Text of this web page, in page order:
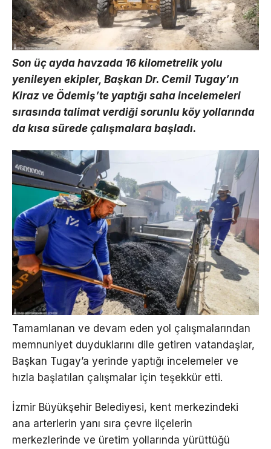
Son üç ayda havzada 16 kilometrelik yolu
yenileyen ekipler, Başkan Dr. Cemil Tugay’ın
Kiraz ve Ödemiş’te yaptığı saha incelemeleri
sırasında talimat verdiği sorunlu köy yollarında
da kısa sürede çalışmalara başladı.
Tamamlanan ve devam eden yol çalışmalarından
memnuniyet duyduklarını dile getiren vatandaşlar,
Başkan Tugay’a yerinde yaptığı incelemeler ve
hızla başlatılan çalışmalar için teşekkür etti.
İzmir Büyükşehir Belediyesi, kent merkezindeki
ana arterlerin yanı sıra çevre ilçelerin
merkezlerinde ve üretim yollarında yürüttüğü